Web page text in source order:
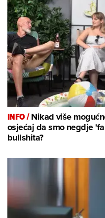
INFO /Nikad više
osjećaj da smo negdje
bullshita?